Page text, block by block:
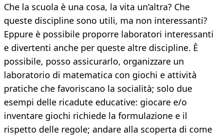
Che la scuola è una cosa, la vita un’altra? Che
queste discipline sono utili, ma non interessanti?
Eppure è possibile proporre laboratori interessanti
e divertenti anche per queste altre discipline. È
possibile, posso assicurarlo, organizzare un
laboratorio di matematica con giochi e attività
pratiche che favoriscano la socialità; solo due
esempi delle ricadute educative: giocare e/o
inventare giochi richiede la formulazione e il
rispetto delle regole; andare alla scoperta di come